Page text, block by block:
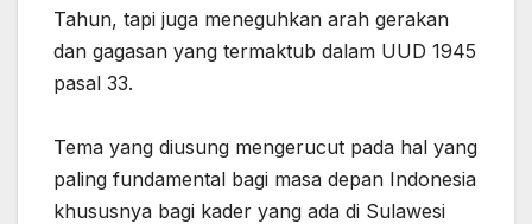
Tahun, tapi juga meneguhkan arah gerakan
dan gagasan yang termaktub dalam UUD 1945
pasal 33.
‎Tema yang diusung mengerucut pada hal yang
paling fundamental bagi masa depan Indonesia
khususnya bagi kader yang ada di Sulawesi